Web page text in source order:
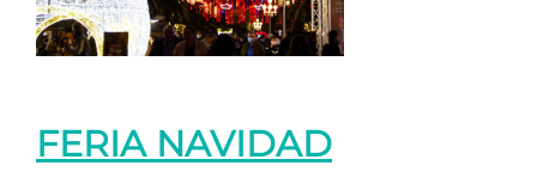
FERIA NAVIDAD